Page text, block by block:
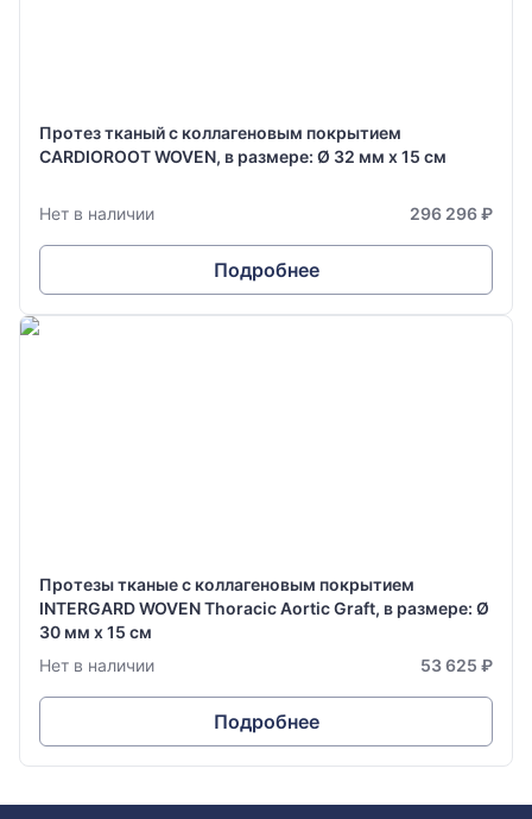
Протез тканый с коллагеновым покрытием
CARDIOROOT WOVEN, в размере: Ø 32 мм х 15 см
Нет в наличии 296 296 ₽
Подробнее
Протезы тканые с коллагеновым покрытием
INTERGARD WOVEN Thoracic Aortic Graft, в размере: Ø
30 мм х 15 см
Нет в наличии
53 625 ₽
Подробнее